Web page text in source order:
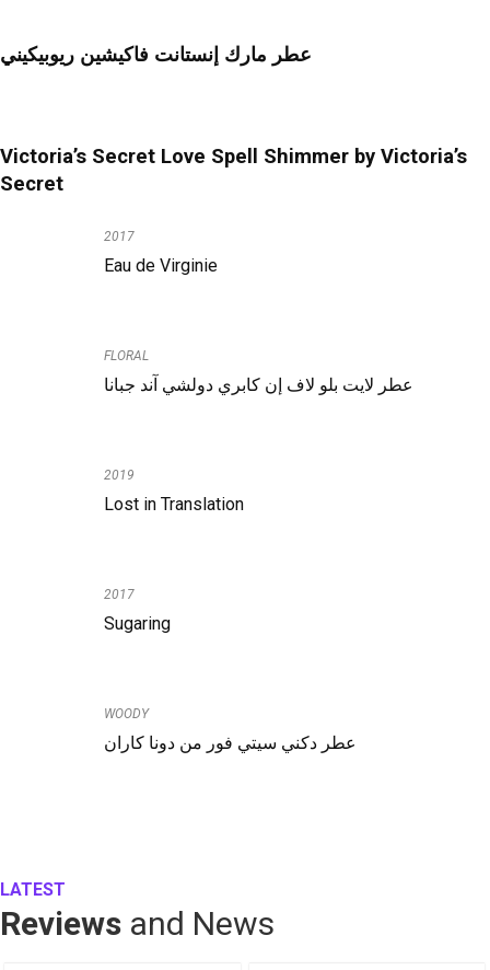
عطر مارك إنستانت فاكيشين ريوبيكيني
Victoria’s Secret Love Spell Shimmer by Victoria’s
Secret
2017
Eau de Virginie
FLORAL
عطر لايت بلو لاف إن كابري دولشي آند جبانا
2019
Lost in Translation
2017
Sugaring
WOODY
عطر دكني سيتي فور من دونا كاران
LATEST
Reviews and News